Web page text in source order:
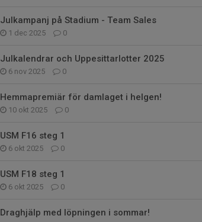
Julkampanj på Stadium - Team Sales
1 dec 2025 0
Julkalendrar och Uppesittarlotter 2025
6 nov 2025 0
Hemmapremiär för damlaget i helgen!
10 okt 2025 0
USM F16 steg 1
6 okt 2025 0
USM F18 steg 1
6 okt 2025 0
Draghjälp med löpningen i sommar!